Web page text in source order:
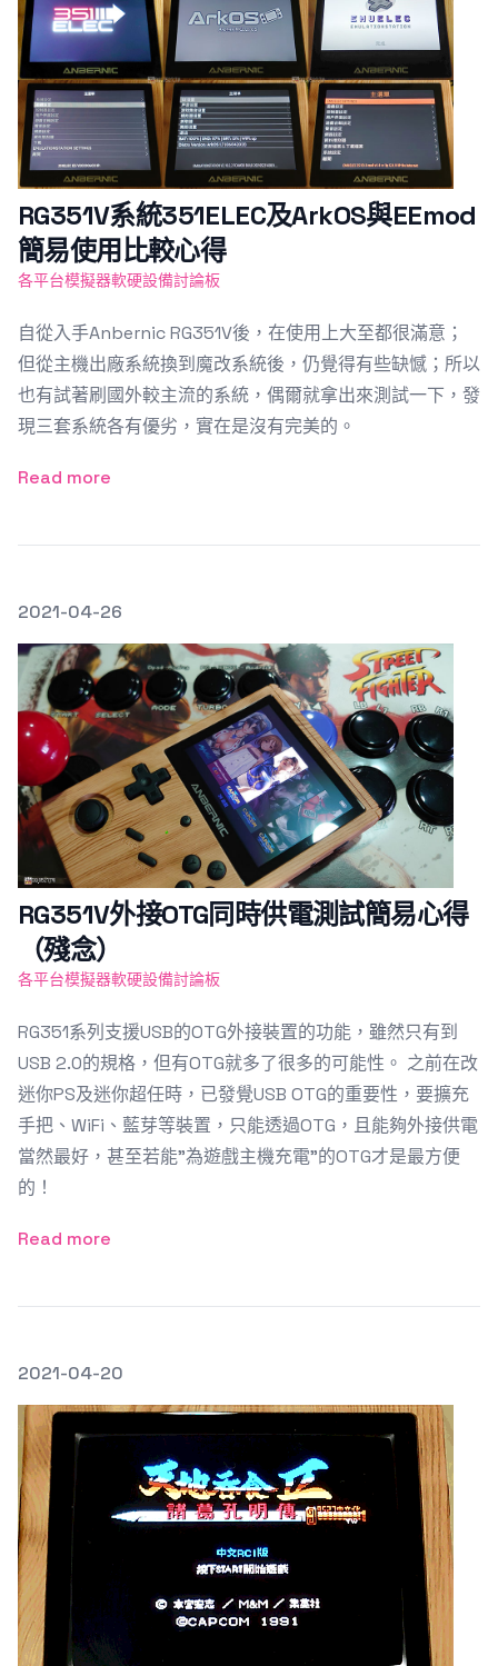
RG351V系統351ELEC及ArkOS與EEmod
簡易使用比較心得
各平台模擬器軟硬設備討論板
自從入手Anbernic RG351V後，在使用上大至都很滿意；
但從主機出廠系統換到魔改系統後，仍覺得有些缺憾；所以
也有試著刷國外較主流的系統，偶爾就拿出來測試一下，發
現三套系統各有優劣，實在是沒有完美的。
Read more
發文於
2021-04-26
RG351V外接OTG同時供電測試簡易心得
（殘念）
各平台模擬器軟硬設備討論板
RG351系列支援USB的OTG外接裝置的功能，雖然只有到
USB 2.0的規格，但有OTG就多了很多的可能性。 之前在改
迷你PS及迷你超任時，已發覺USB OTG的重要性，要擴充
手把、WiFi、藍芽等裝置，只能透過OTG，且能夠外接供電
當然最好，甚至若能"為遊戲主機充電"的OTG才是最方便
的！
Read more
發文於
2021-04-20